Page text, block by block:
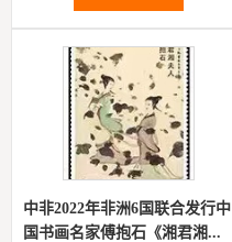
中非2022年非洲6国联合发行中
国书画名家傅抱石《湘君湘...